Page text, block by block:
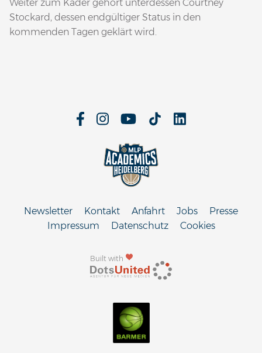
Weiter zum Kader gehört unterdessen Courtney
Stockard, dessen endgültiger Status in den
kommenden Tagen geklärt wird.
Built with
Newsletter Kontakt Anfahrt Jobs
Presse
Impressum
Datenschutz Cookies